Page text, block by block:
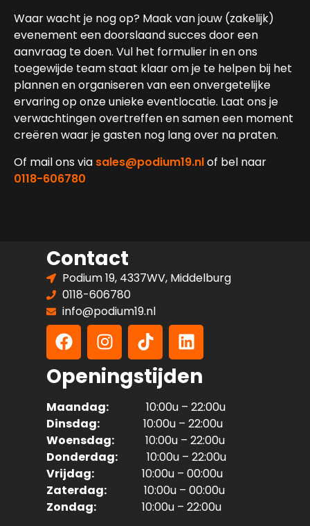
Waar wacht je nog op? Maak van jouw (zakelijk)
evenement een doorslaand succes door een
aanvraag te doen. Vul het formulier in en ons
toegewijde team staat klaar om je te helpen bij het
plannen en organiseren van een onvergetelijke
ervaring op onze unieke eventlocatie. Laat ons je
verwachtingen overtreffen en samen een moment
creëren waar je gasten nog lang over na praten.
Of mail ons via sales@podium19.nlof bel naar
0118-606780
Contact
Podium 19, 4337WV, Middelburg
0118-606780
info@podium19.nl
Openingstijden
Maandag:10:00u – 22:00u
Dinsdag:10:00u – 22:00u
Woensdag:10:00u – 22:00u
Donderdag:10:00u – 22:00u
Vrijdag:10:00u – 00:00u
Zaterdag:10:00u – 00:00u
Zondag:10:00u – 22:00u